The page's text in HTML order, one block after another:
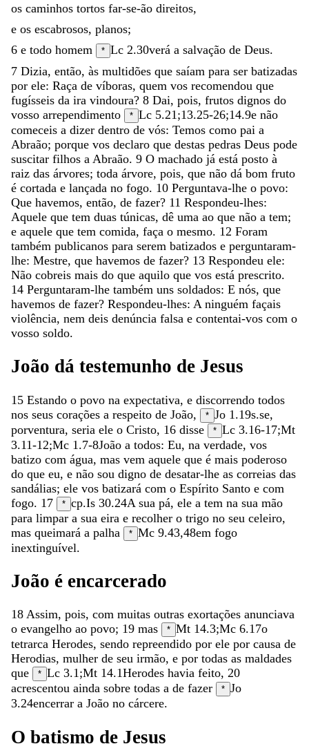
os caminhos tortos far-se-ão direitos,
e os escabrosos, planos;
6 e todo homem * Lc 2.30verá a salvação de Deus.
7 Dizia, então, às multidões que saíam para ser batizadas
por ele: Raça de víboras, quem vos recomendou que
fugísseis da ira vindoura? 8 Dai, pois, frutos dignos do
vosso arrependimento * Lc 5.21 ;13.25-26;14.9e não
comeceis a dizer dentro de vós: Temos como pai a
Abraão; porque vos declaro que destas pedras Deus pode
suscitar filhos a Abraão. 9 O machado já está posto à
raiz das árvores; toda árvore, pois, que não dá bom fruto
é cortada e lançada no fogo. 10 Perguntava-lhe o povo:
Que havemos, então, de fazer? 11 Respondeu-lhes:
Aquele que tem duas túnicas, dê uma ao que não a tem;
e aquele que tem comida, faça o mesmo. 12 Foram
também publicanos para serem batizados e perguntaram-
lhe: Mestre, que havemos de fazer? 13 Respondeu ele:
Não cobreis mais do que aquilo que vos está prescrito.
14 Perguntaram-lhe também uns soldados: E nós, que
havemos de fazer? Respondeu-lhes: A ninguém façais
violência, nem deis denúncia falsa e contentai-vos com o
vosso soldo.
João dá testemunho de Jesus
15 Estando o povo na expectativa, e discorrendo todos
nos seus corações a respeito de João, * Jo 1.19s.se,
porventura, seria ele o Cristo, 16 disse * Lc 3.16-17;Mt
3.11-12;Mc 1.7-8João a todos: Eu, na verdade, vos
batizo com água, mas vem aquele que é mais poderoso
do que eu, e não sou digno de desatar-lhe as correias das
sandálias; ele vos batizará com o Espírito Santo e com
fogo. 17 * cp.Is 30.24A sua pá, ele a tem na sua mão
para limpar a sua eira e recolher o trigo no seu celeiro,
mas queimará a palha * Mc 9.43,48em fogo
inextinguível.
João é encarcerado
18 Assim, pois, com muitas outras exortações anunciava
o evangelho ao povo; 19 mas * Mt 14.3;Mc 6.17o
tetrarca Herodes, sendo repreendido por ele por causa de
Herodias, mulher de seu irmão, e por todas as maldades
que
* Lc 3.1;Mt 14.1Herodes havia feito, 20
acrescentou ainda sobre todas a de fazer * Jo
3.24encerrar a João no cárcere.
O batismo de Jesus